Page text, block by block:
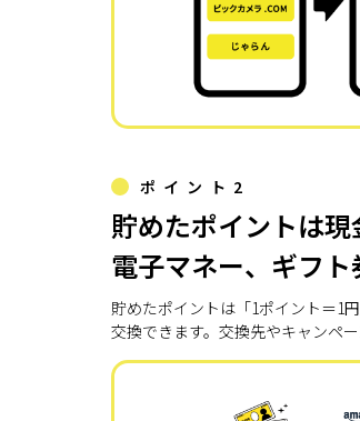
ポイント2
貯めたポイントは現
電子マネー、ギフト
貯めたポイントは「1ポイント＝1
交換できます。交換先やキャンペ